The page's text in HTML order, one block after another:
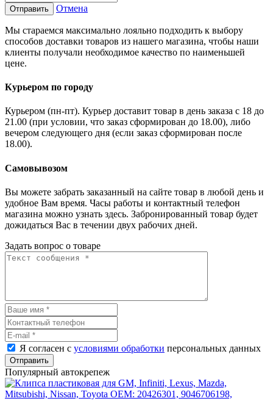
Отправить Отмена
Мы стараемся максимально лояльно подходить к выбору
способов доставки товаров из нашего магазина, чтобы наши
клиенты получали необходимое качество по наименьшей
цене.
Курьером по городу
Курьером (пн-пт). Курьер доставит товар в день заказа с 18 до
21.00 (при условии, что заказ сформирован до 18.00), либо
вечером следующего дня (если заказ сформирован после
18.00).
Самовывозом
Вы можете забрать заказанный на сайте товар в любой день и
удобное Вам время. Часы работы и контактный телефон
магазина можно узнать здесь. Забронированный товар будет
дожидаться Вас в течении двух рабочих дней.
Задать вопрос о товаре
Я согласен с условиями обработки персональных данных
Отправить
Популярный автокрепеж